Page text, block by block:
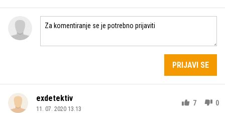
PRIJAVI SE
exdetektiv
11. 07. 2020 13.13
7 0